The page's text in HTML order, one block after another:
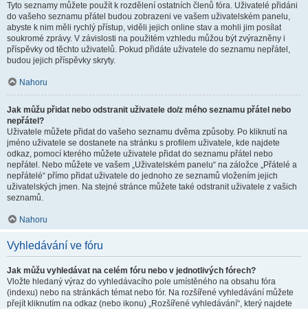
Tyto seznamy můžete použít k rozdělení ostatních členů fóra. Uživatelé přidáni
do vašeho seznamu přátel budou zobrazeni ve vašem uživatelském panelu,
abyste k nim měli rychlý přístup, viděli jejich online stav a mohli jim posílat
soukromé zprávy. V závislosti na použitém vzhledu můžou být zvýrazněny i
příspěvky od těchto uživatelů. Pokud přidáte uživatele do seznamu nepřátel,
budou jejich příspěvky skryty.
Nahoru
Jak můžu přidat nebo odstranit uživatele do/z mého seznamu přátel nebo
nepřátel?
Uživatele můžete přidat do vašeho seznamu dvěma způsoby. Po kliknutí na
jméno uživatele se dostanete na stránku s profilem uživatele, kde najdete
odkaz, pomocí kterého můžete uživatele přidat do seznamu přátel nebo
nepřátel. Nebo můžete ve vašem „Uživatelském panelu“ na záložce „Přátelé a
nepřátelé“ přímo přidat uživatele do jednoho ze seznamů vložením jejich
uživatelských jmen. Na stejné stránce můžete také odstranit uživatele z vašich
seznamů.
Nahoru
Vyhledávání ve fóru
Jak můžu vyhledávat na celém fóru nebo v jednotlivých fórech?
Vložte hledaný výraz do vyhledávacího pole umístěného na obsahu fóra
(indexu) nebo na stránkách témat nebo fór. Na rozšířené vyhledávání můžete
přejít kliknutím na odkaz (nebo ikonu) „Rozšířené vyhledávání“, který najdete